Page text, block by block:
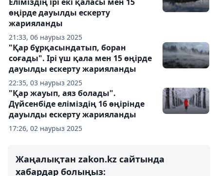
21:33, 06 наурыз 2025
өңірде дауылды ескерту
жарияланды
22:35, 03 наурыз 2025
"Қар бұрқасындатып, боран
соғады". Ірі үш қала мен 15 өңірде
дауылды ескерту жарияланды
17:26, 02 наурыз 2025
"Қар жауып, аяз болады".
Дүйсенбіде еліміздің 16 өңірінде
дауылды ескерту жарияланды
Жаңалықтан zakon.kz сайтында
хабардар болыңыз: